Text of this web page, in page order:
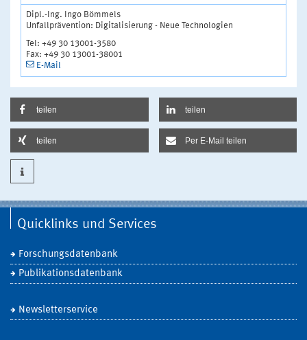
Dipl.-Ing. Ingo Bömmels
Unfallprävention: Digitalisierung - Neue Technologien
Tel: +49 30 13001-3580
Fax: +49 30 13001-38001
E-Mail
teilen teilen
teilen Per E-Mail teilen
Quicklinks und Services
Forschungsdatenbank
Publikationsdatenbank
Newsletterservice